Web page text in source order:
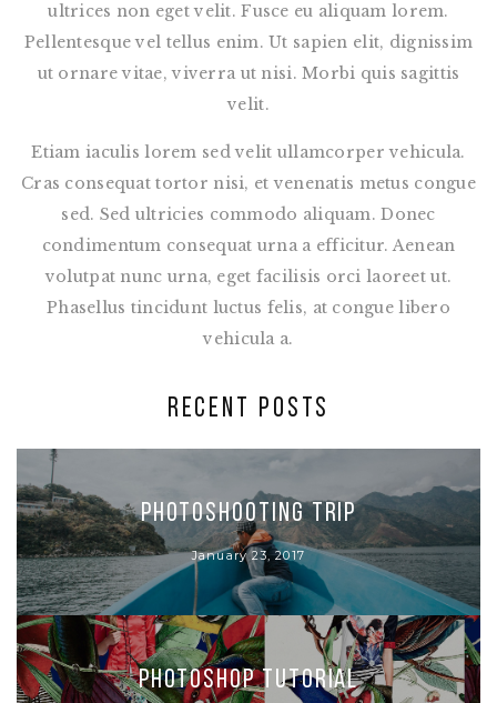
ultrices non eget velit. Fusce eu aliquam lorem.
Pellentesque vel tellus enim. Ut sapien elit, dignissim
ut ornare vitae, viverra ut nisi. Morbi quis sagittis
velit.
Etiam iaculis lorem sed velit ullamcorper vehicula.
Cras consequat tortor nisi, et venenatis metus congue
sed. Sed ultricies commodo aliquam. Donec
condimentum consequat urna a efficitur. Aenean
volutpat nunc urna, eget facilisis orci laoreet ut.
Phasellus tincidunt luctus felis, at congue libero
vehicula a.
RECENT POSTS
Photoshooting Trip
January 23, 2017
Photoshop Tutorial